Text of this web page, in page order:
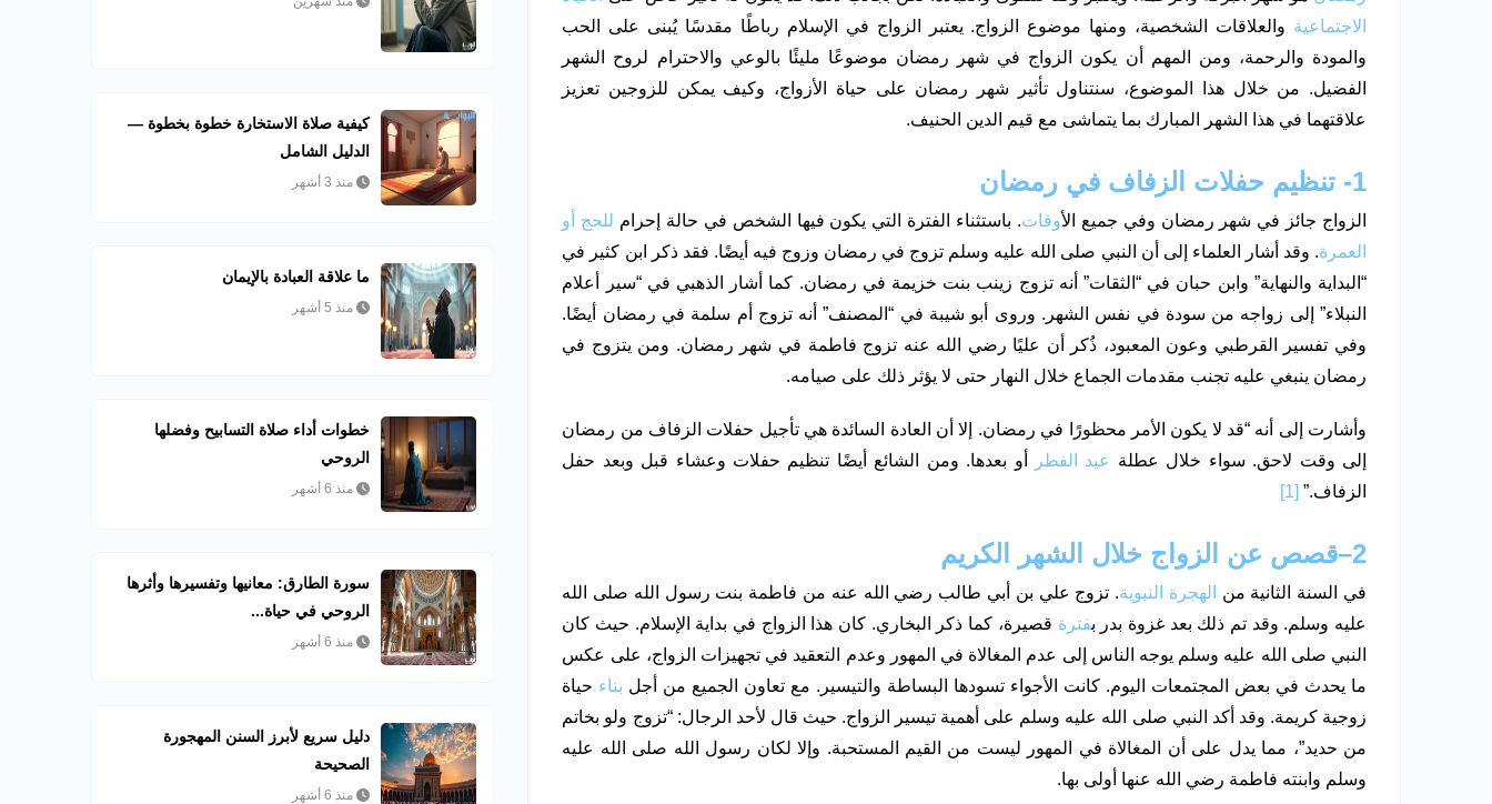
الاجتماعية والعلاقات الشخصية، ومنها موضوع الزواج. يعتبر الزواج في الإسلام رباطًا مقدسًا يُبنى على الحب
والمودة والرحمة، ومن المهم أن يكون الزواج في شهر رمضان موضوعًا مليئًا بالوعي والاحترام لروح الشهر
الفضيل. من خلال هذا الموضوع، سنتناول تأثير شهر رمضان على حياة الأزواج، وكيف يمكن للزوجين تعزيز
علاقتهما في هذا الشهر المبارك بما يتماشى مع قيم الدين الحنيف.
1- تنظيم حفلات الزفاف في رمضان
الزواج جائز في شهر رمضان وفي جميع الأوقات. باستثناء الفترة التي يكون فيها الشخص في حالة إحرام للحج أو
العمرة. وقد أشار العلماء إلى أن النبي صلى الله عليه وسلم تزوج في رمضان وزوج فيه أيضًا. فقد ذكر ابن كثير في
“البداية والنهاية” وابن حبان في “الثقات” أنه تزوج زينب بنت خزيمة في رمضان. كما أشار الذهبي في “سير أعلام
النبلاء” إلى زواجه من سودة في نفس الشهر. وروى أبو شيبة في “المصنف” أنه تزوج أم سلمة في رمضان أيضًا.
وفي تفسير القرطبي وعون المعبود، ذُكر أن عليًا رضي الله عنه تزوج فاطمة في شهر رمضان. ومن يتزوج في
رمضان ينبغي عليه تجنب مقدمات الجماع خلال النهار حتى لا يؤثر ذلك على صيامه.
وأشارت إلى أنه “قد لا يكون الأمر محظورًا في رمضان. إلا أن العادة السائدة هي تأجيل حفلات الزفاف من رمضان
إلى وقت لاحق. سواء خلال عطلة عيد الفطر
أو بعدها. ومن الشائع أيضًا تنظيم حفلات وعشاء قبل وبعد حفل
الزفاف.” [1]
2
–قصص عن الزواج خلال الشهر الكريم
في السنة الثانية من الهجرة النبوية. تزوج علي بن أبي طالب رضي الله عنه من فاطمة بنت رسول الله صلى الله
عليه وسلم. وقد تم ذلك بعد غزوة بدر بفترة قصيرة، كما ذكر البخاري. كان هذا الزواج في بداية الإسلام. حيث كان
النبي صلى الله عليه وسلم يوجه الناس إلى عدم المغالاة في المهور وعدم التعقيد في تجهيزات الزواج، على عكس
ما يحدث في بعض المجتمعات اليوم. كانت الأجواء تسودها البساطة والتيسير. مع تعاون الجميع من أجل بناء حياة
زوجية كريمة. وقد أكد النبي صلى الله عليه وسلم على أهمية تيسير الزواج. حيث قال لأحد الرجال: “تزوج ولو بخاتم
من حديد”، مما يدل على أن المغالاة في المهور ليست من القيم المستحبة. وإلا لكان رسول الله صلى الله عليه
وسلم وابنته فاطمة رضي الله عنها أولى بها.
كيفية صلاة الاستخارة خطوة بخطوة —
الدليل الشامل
منذ 3 أشهر
ما علاقة العبادة بالإيمان
منذ 5 أشهر
خطوات أداء صلاة التسابيح وفضلها
الروحي
منذ 6 أشهر
سورة الطارق: معانيها وتفسيرها وأثرها
الروحي في حياة...
منذ 6 أشهر
دليل سريع لأبرز السنن المهجورة
الصحيحة
منذ 6 أشهر